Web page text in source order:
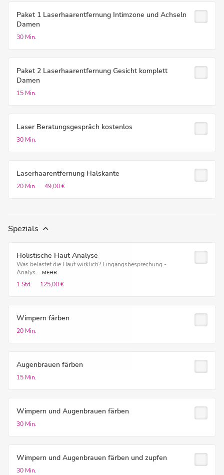
Paket 1 Laserhaarentfernung Intimzone und Achseln
Damen
30 Min.
Paket 2 Laserhaarentfernung Gesicht komplett
Damen
15 Min.
Laser Beratungsgespräch kostenlos
30 Min.
Laserhaarentfernung Halskante
20 Min. 49,00 €
Spezials
Holistische Haut Analyse
Was belastet die Haut wirklich? Eingangsbesprechung -
Analys... MEHR
1 Std. 125,00 €
Wimpern färben
20 Min.
Augenbrauen färben
15 Min.
Wimpern und Augenbrauen färben
30 Min.
Wimpern und Augenbrauen färben und zupfen
30 Min.